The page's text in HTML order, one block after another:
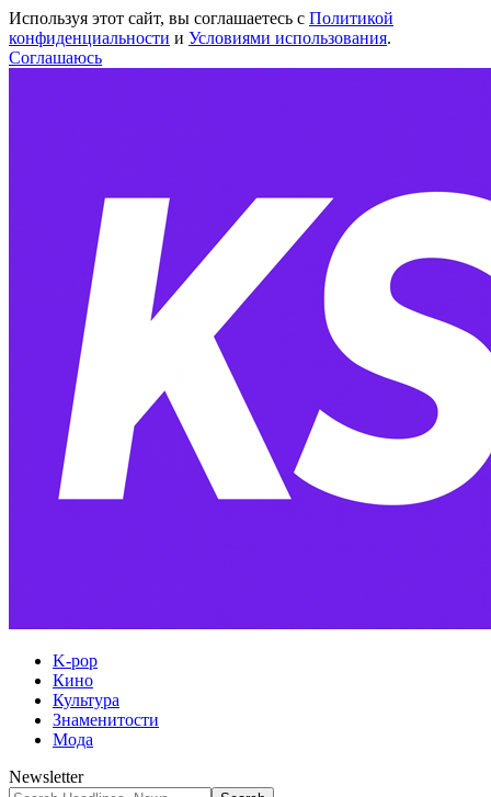
Используя этот сайт, вы соглашаетесь с Политикой
конфиденциальности и Условиями использования.
Соглашаюсь
K-pop
Кино
Культура
Знаменитости
Мода
Newsletter